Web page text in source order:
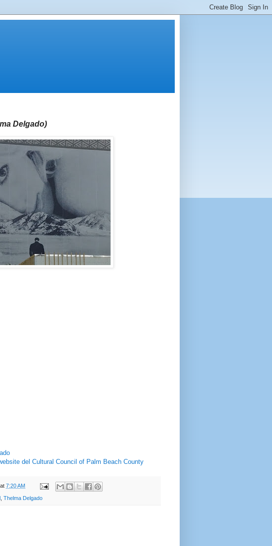
Delgado)
del Cultural Council of Palm Beach County
at 7:20 AM
Thelma Delgado